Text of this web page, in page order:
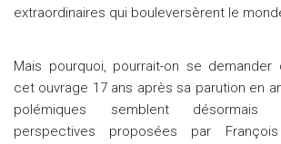
extraordinaires qui bouleversèrent le
Mais pourquoi, pourrait-on se demander
cet ouvrage 17 ans après sa parution en
polémiques semblent désormais
perspectives proposées par